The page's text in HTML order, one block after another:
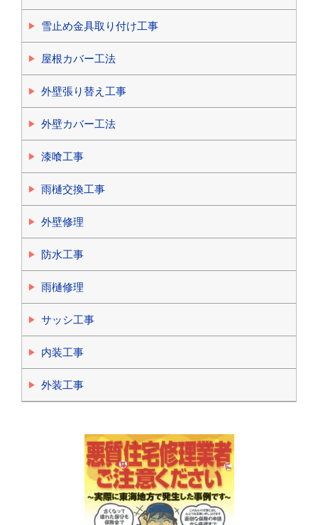
雪止め金具取り付け工事
屋根カバー工法
外壁張り替え工事
外壁カバー工法
漆喰工事
雨樋交換工事
外壁修理
防水工事
雨樋修理
サッシ工事
内装工事
外装工事